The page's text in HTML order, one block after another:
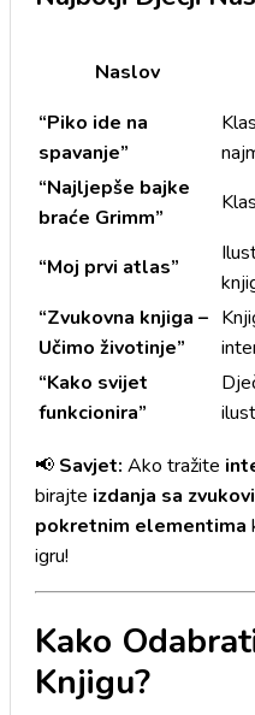
Naslov
“Piko ide na
spavanje”
“Najljepše bajke
braće Grimm”
“Moj prvi atlas”
“Zvukovna knjiga –
Učimo životinje”
“Kako svijet
funkcionira”
📢 Savjet: Ako tražite
birajte izdanja sa
pokretnim elementima
igru!
Kako
Knjigu?